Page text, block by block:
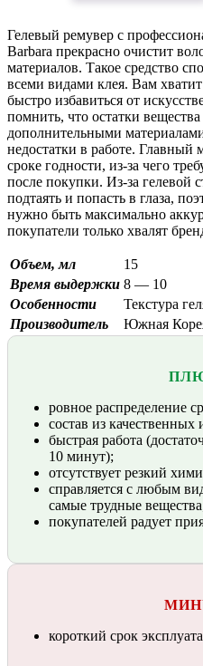
Гелевый ремувер с
Barbara прекрасно очистит
материалов. Такое средство
всеми видами клея. Вам
быстро избавиться от
помнить, что остатки
дополнительными
недостатки в работе. Главный
сроке годности, из-за чего
после покупки. Из-за гелевой
подтаять и попасть в глаза,
нужно быть максимально
покупатели только хвалят
Объем, мл
15
Время выдержки 8 — 10
Особенности
Текстура
Производитель
Южная
ровное распределение
состав из
быстрая работа
10 минут);
отсутствует резкий
справляется с любым
самые трудные
покупателей радует
короткий срок